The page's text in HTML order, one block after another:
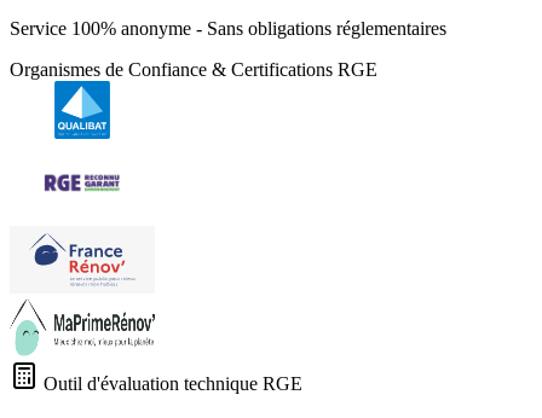
Service 100% anonyme - Sans obligations réglementaires
Organismes de Confiance & Certifications RGE
Outil d'évaluation technique RGE